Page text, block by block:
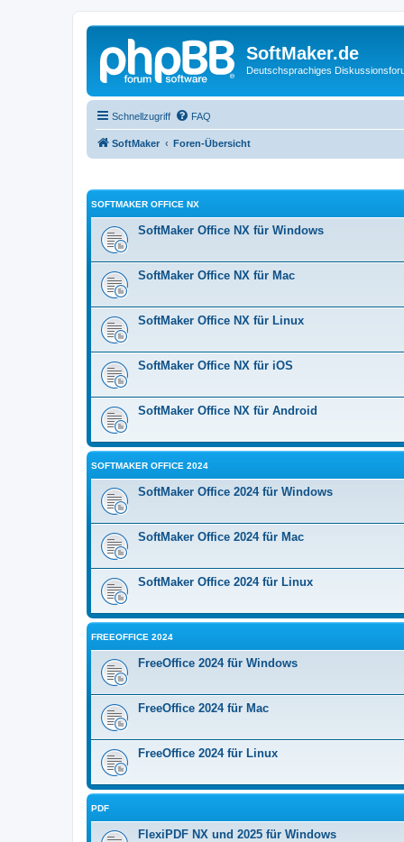
SoftMaker.de
Deutschsprachiges
Schnellzugriff FAQ
SoftMaker Foren-Übersicht
SOFTMAKER OFFICE NX
SoftMaker Office NX für Windows
SoftMaker Office NX für Mac
SoftMaker Office NX für Linux
SoftMaker Office NX für iOS
SoftMaker Office NX für Android
SOFTMAKER OFFICE 2024
SoftMaker Office 2024 für Windows
SoftMaker Office 2024 für Mac
SoftMaker Office 2024 für Linux
FREEOFFICE 2024
FreeOffice 2024 für Windows
FreeOffice 2024 für Mac
FreeOffice 2024 für Linux
PDF
FlexiPDF NX und 2025 für Windows